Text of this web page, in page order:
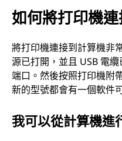
如何將打印機
將打印機連接到計算機非
源已打開，並且 USB 電
端口。然後按照打印機附
新的型號都會有一個軟件
我可以從計算機進